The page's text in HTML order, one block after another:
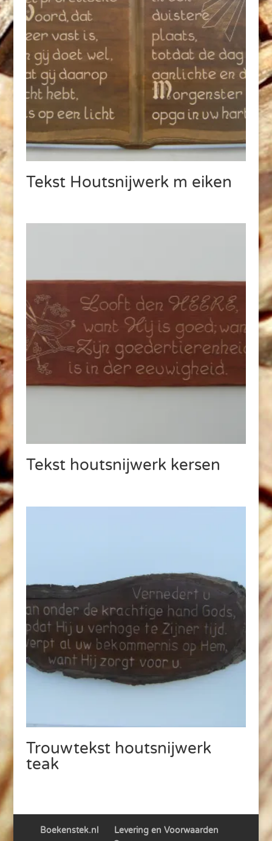
Tekst Houtsnijwerk m eiken
Tekst houtsnijwerk kersen
Trouwtekst houtsnijwerk
teak
Boekenstek.nl
Levering en Voorwaarden